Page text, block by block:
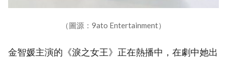
（圖源：9ato Entertainment）
金智媛主演的《淚之女王》正在熱播中，在劇中她出